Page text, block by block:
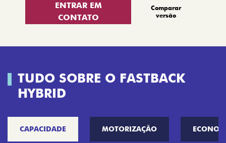
ENTRAR EM
CONTATO
Comparar
versão
TUDO SOBRE O FASTBACK
HYBRID
CAPACIDADE MOTORIZAÇÃO